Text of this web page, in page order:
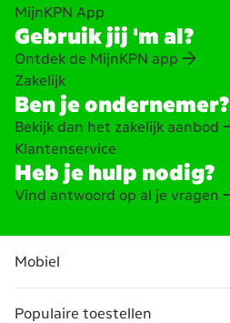
Zakelijk
Ben je ondernemer?
Bekijk dan het zakelijk aanbod
Klantenservice
Heb je hulp nodig?
Vind antwoord op al je vragen
MijnKPN App
Gebruik jij 'm al?
Ontdek de MijnKPN app
Mobiel
Alles voor Mobiel
Populaire toestellen